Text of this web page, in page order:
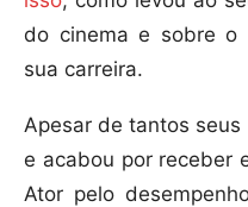
do cinema e sobre o
sua carreira.
Apesar de tantos
e acabou por receber
Ator pelo